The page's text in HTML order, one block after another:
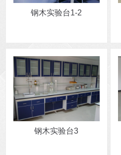
钢木实验台1-2
钢木实验台3